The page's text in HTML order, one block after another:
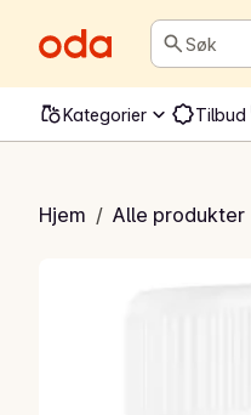
Søk
Kategorier Tilbud
Hjem / Alle produkter
Mocca